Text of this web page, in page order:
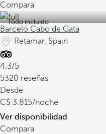
Compara
Todo incluido
Barceló Cabo de Gata
Retamar, Spain
4.3/5
5320 reseñas
Desde
3.815/noche
Ver disponibilidad
Compara